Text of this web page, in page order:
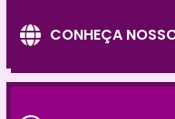
CONHEÇA